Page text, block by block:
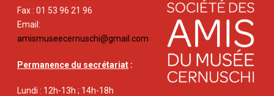
Fax : 01 53 96 21 96
Email:
amismuseecernuschi@gmail.com
Permanence du secrétariat :
Lundi : 12h-13h ; 14h-18h